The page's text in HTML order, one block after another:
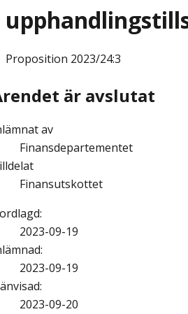
Proposition 2023/24:3
är avslutat
av
Finansdepartementet
Finansutskottet
:
2023-09-19
:
2023-09-19
:
2023-09-20